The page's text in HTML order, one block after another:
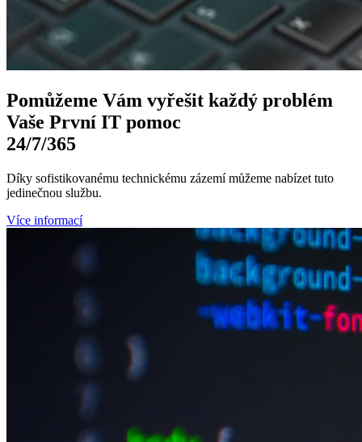
Pomůžeme Vám vyřešit každý problém
Vaše První IT pomoc
24/7/365
Díky sofistikovanému technickému zázemí můžeme nabízet tuto
jedinečnou službu.
Více informací